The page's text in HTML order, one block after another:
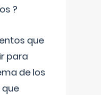
?
que
para
de los